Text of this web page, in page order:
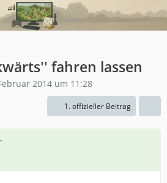
fahren lassen
2014 um 11:28
1. offizieller Beitrag